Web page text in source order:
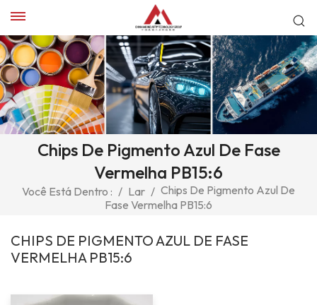
Chips De Pigmento Azul De Fase
Vermelha PB15:6
Você Está Dentro : / Lar / Chips De Pigmento Azul De
Fase Vermelha PB15:6
CHIPS DE PIGMENTO AZUL DE FASE
VERMELHA PB15:6